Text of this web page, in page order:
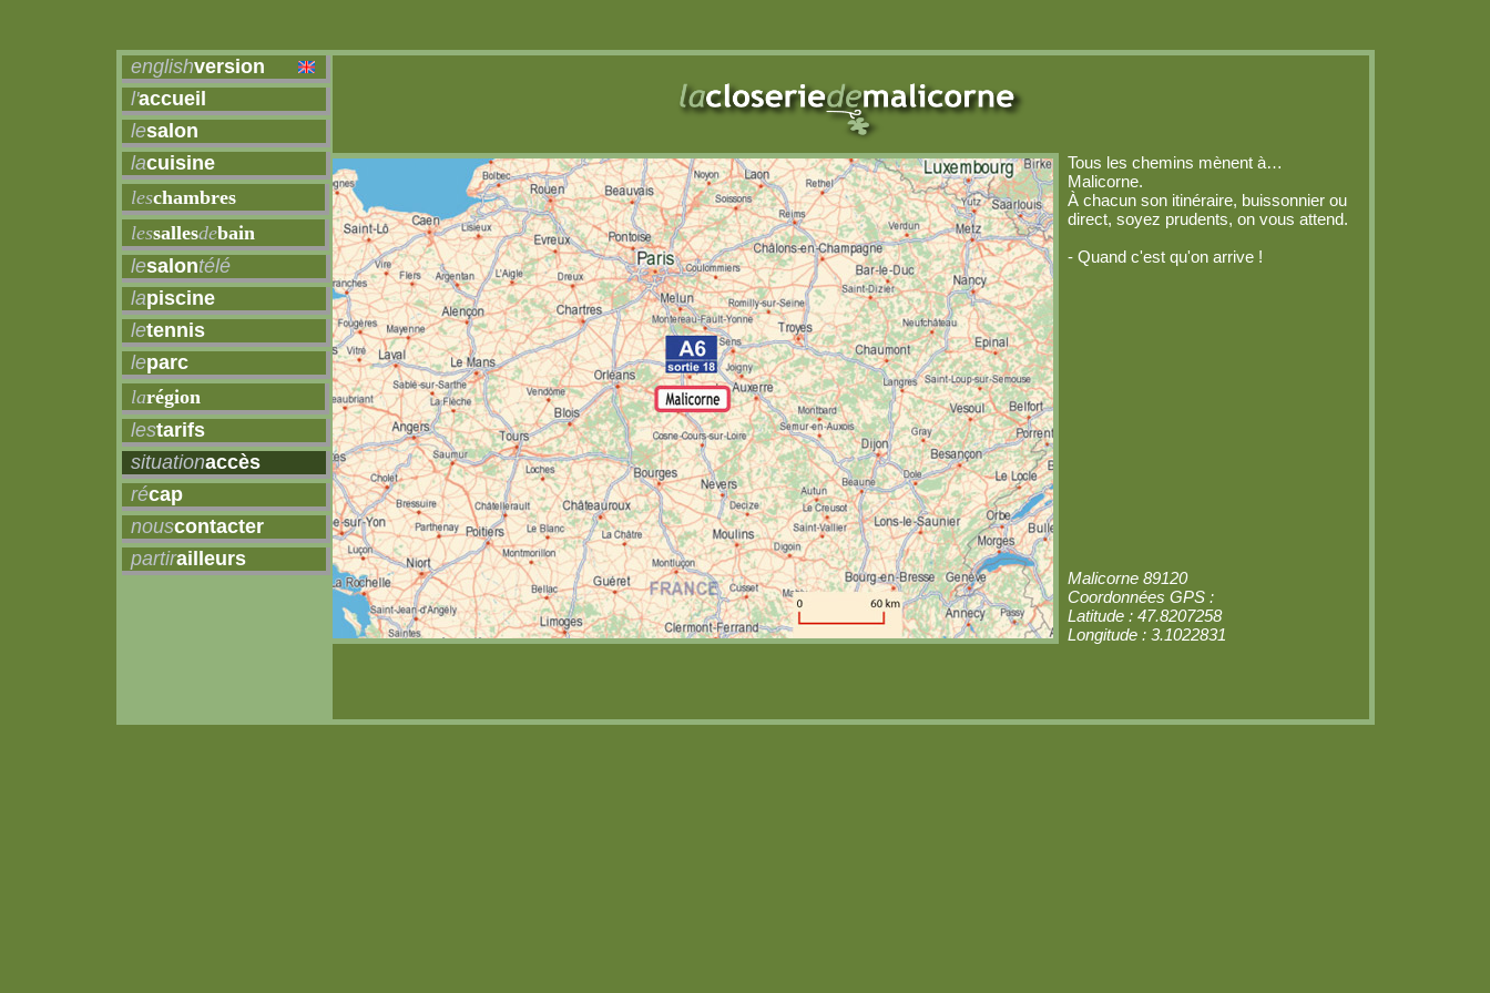
englishversion
l'accueil
lesalon
lacuisine
leschambres
lessallesdebain
lesalontélé
lapiscine
letennis
leparc
larégion
lestarifs
situationaccès
récap
nouscontacter
partirailleurs
Tous les chemins mènent à…
Malicorne.
À chacun son itinéraire, buissonnier ou
direct, soyez prudents, on vous attend.
- Quand c'est qu'on arrive !
Malicorne 89120
Coordonnées GPS :
Latitude : 47.8207258
Longitude : 3.1022831